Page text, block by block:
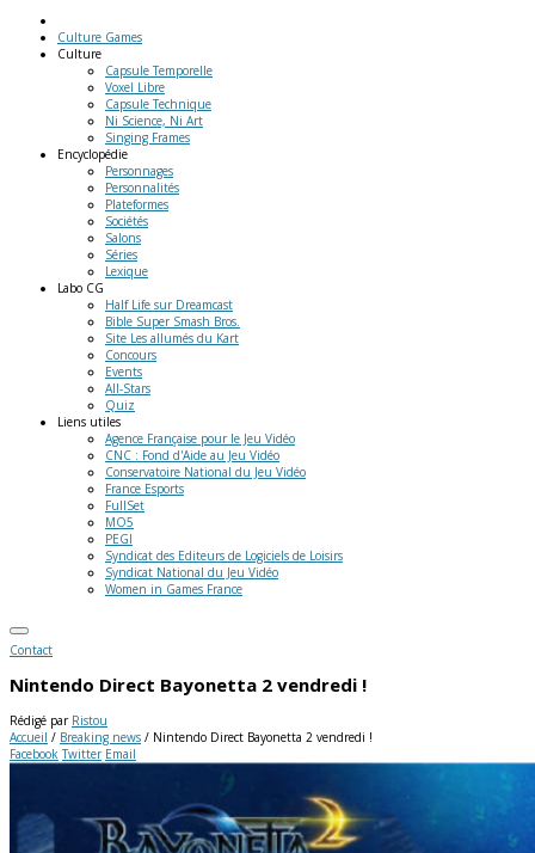
Culture Games
Culture
Capsule Temporelle
Voxel Libre
Capsule Technique
Ni Science, Ni Art
Singing Frames
Encyclopédie
Personnages
Personnalités
Plateformes
Sociétés
Salons
Séries
Lexique
Labo CG
Half Life sur Dreamcast
Bible Super Smash Bros.
Site Les allumés du Kart
Concours
Events
All-Stars
Quiz
Liens utiles
Agence Française pour le Jeu Vidéo
CNC : Fond d'Aide au Jeu Vidéo
Conservatoire National du Jeu Vidéo
France Esports
FullSet
MO5
PEGI
Syndicat des Editeurs de Logiciels de Loisirs
Syndicat National du Jeu Vidéo
Women in Games France
Contact
Nintendo Direct Bayonetta 2 vendredi !
Rédigé par Ristou
Accueil / Breaking news / Nintendo Direct Bayonetta 2 vendredi !
Facebook Twitter Email